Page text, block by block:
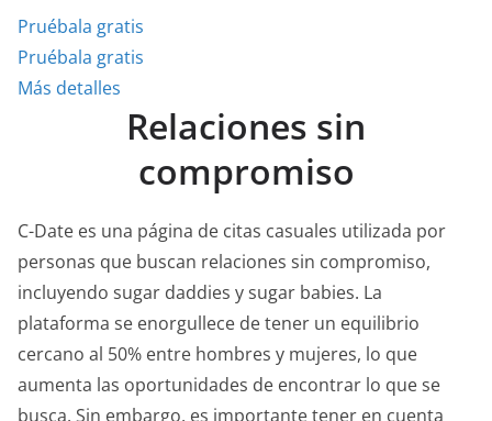
Pruébala gratis
Pruébala gratis
Más detalles
Relaciones sin
compromiso
C-Date es una página de citas casuales utilizada por
personas que buscan relaciones sin compromiso,
incluyendo sugar daddies y sugar babies. La
plataforma se enorgullece de tener un equilibrio
cercano al 50% entre hombres y mujeres, lo que
aumenta las oportunidades de encontrar lo que se
busca. Sin embargo, es importante tener en cuenta